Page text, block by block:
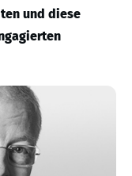
und diese